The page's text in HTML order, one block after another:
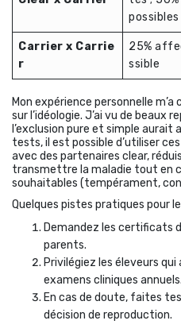
possibles
Carrier x Carrie
r
25%
ssible
Mon expérience personnelle m’a
sur l’idéologie. J’ai vu de beaux
l’exclusion pure et simple aurait
tests, il est possible d’utiliser
avec des partenaires clear,
transmettre la maladie tout en
souhaitables (tempérament,
Quelques pistes pratiques pour
Demandez les certificats
parents.
Privilégiez les éleveurs
examens cliniques annuels.
En cas de doute, faites
décision de reproduction.